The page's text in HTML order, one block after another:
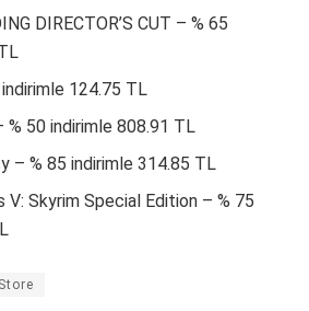
DIRECTOR’S CUT – % 65
indirimle 124.75 TL
% 50 indirimle 808.91 TL
– % 85 indirimle 314.85 TL
V: Skyrim Special Edition – % 75